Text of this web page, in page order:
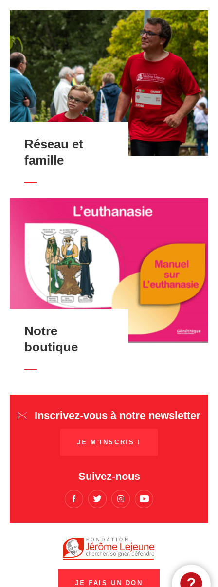
Réseau et
famille
Notre
boutique
Inscrivez-vous à notre newsletter
JE M'INSCRIS !
Suivez-nous
JE FAIS UN DON